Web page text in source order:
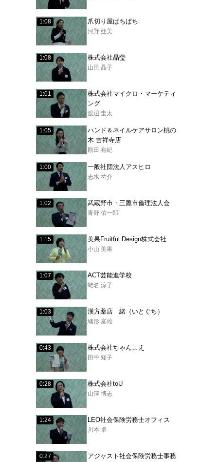
1:08 爪切り屋ぱちぱち
河野 亜美
1:08 株式会社晶瑩
山田 晶子
1:01
株式会社マイクロ・マーケティ
ング
渡辺 圭太
1:05
ハンド＆ネイルケアサロン桃の
木 吉祥寺店
勘田 有紀
1:00 一般社団法人アスヒロ
志水 祐介
1:02 武蔵野市・三鷹市倫理法人会
青野 佑一郎
1:15 美果Fruitful Design株式会社
小山 美果
1:07 ACT芸能進学校
蛯名 涼子
1:03 漢方薬店 緒（いとぐち）
緒形 富雄
0:43 株式会社ちゃんこえ
田中 知子
0:28 株式会社toU
山澤 博志
1:24 LEO社会保険労務士オフィス
川本 卓
0:27
アジャスト社会保険労務士事務